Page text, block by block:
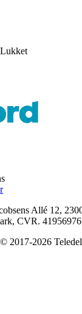
Allé 12,
CVR. 41956976
2017-2026